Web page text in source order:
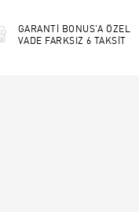
GARANTİ BONUS'A ÖZEL
VADE FARKSIZ 6 TAKSİT